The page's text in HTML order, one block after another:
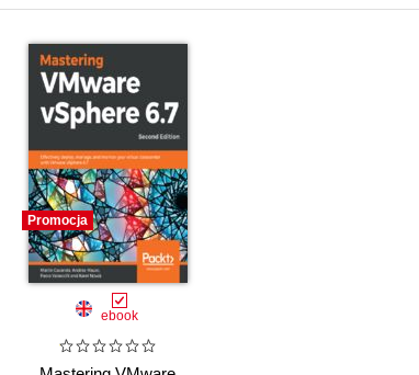
Promocja
ebook